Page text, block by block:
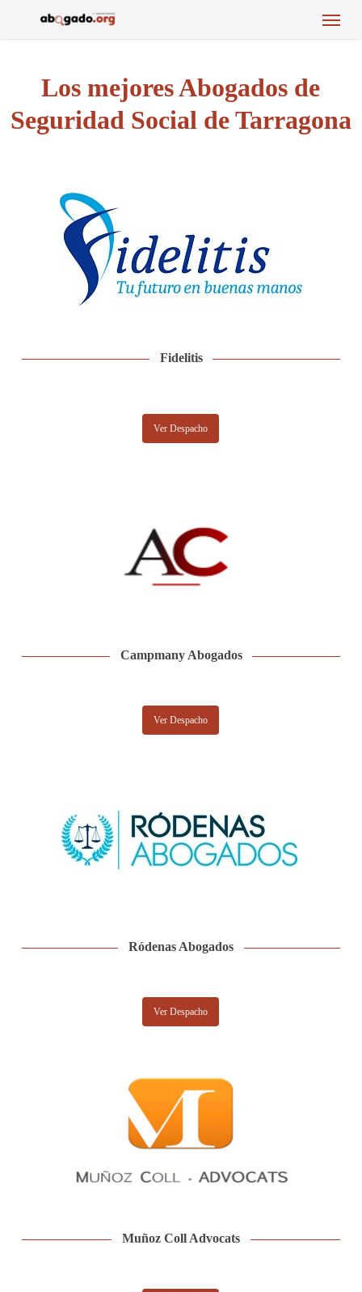
Menu
Los mejores Abogados de
Seguridad Social de Tarragona
Fidelitis
Ver Despacho
Campmany Abogados
Ver Despacho
Ródenas Abogados
Ver Despacho
Muñoz Coll Advocats